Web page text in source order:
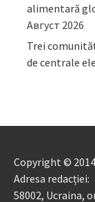
alimentară
Август 2026
Trei
de centrale
Copyright ©
Adresa redacției:
58002, Ucraina,